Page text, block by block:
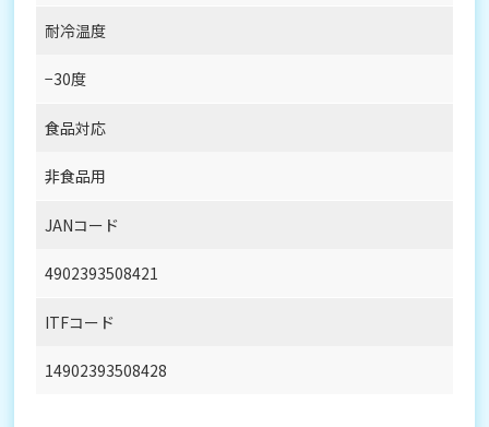
耐冷温度
−30度
食品対応
非食品用
JANコード
4902393508421
ITFコード
14902393508428